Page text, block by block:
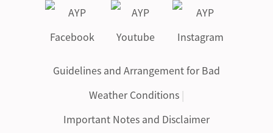
Guidelines and Arrangement for Bad
Weather Conditions |
Important Notes and Disclaimer